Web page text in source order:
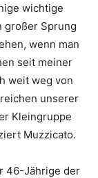
wichtige
großer Sprung
wenn man
seit meiner
weit weg von
unserer
Kleingruppe
Muzzicato.
46-Jährige der